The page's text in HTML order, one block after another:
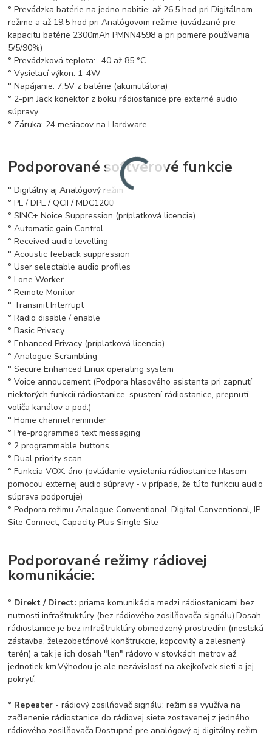
° Prevádzka batérie na jedno nabitie: až 26,5 hod pri Digitálnom
režime a až 19,5 hod pri Analógovom režime (uvádzané pre
kapacitu batérie 2300mAh PMNN4598 a pri pomere používania
5/5/90%)
° Prevádzková teplota: -40 až 85 °C
° Vysielací výkon: 1-4W
° Napájanie: 7,5V z batérie (akumulátora)
° 2-pin Jack konektor z boku rádiostanice pre externé audio
súpravy
° Záruka: 24 mesiacov na Hardware
Podporované softvérové funkcie
° Digitálny aj Analógový režim
° PL / DPL / QCII / MDC1200
° SINC+ Noice Suppression (príplatková licencia)
° Automatic gain Control
° Received audio levelling
° Acoustic feeback suppression
° User selectable audio profiles
° Lone Worker
° Remote Monitor
° Transmit Interrupt
° Radio disable / enable
° Basic Privacy
° Enhanced Privacy (príplatková licencia)
° Analogue Scrambling
° Secure Enhanced Linux operating system
° Voice annoucement (Podpora hlasového asistenta pri zapnutí
niektorých funkcií rádiostanice, spustení rádiostanice, prepnutí
voliča kanálov a pod.)
° Home channel reminder
° Pre-programmed text messaging
° 2 programmable buttons
° Dual priority scan
° Funkcia VOX: áno (ovládanie vysielania rádiostanice hlasom
pomocou externej audio súpravy - v prípade, že túto funkciu audio
súprava podporuje)
° Podpora režimu Analogue Conventional, Digital Conventional, IP
Site Connect, Capacity Plus Single Site
Podporované režimy rádiovej
komunikácie:
° Direkt / Direct: priama komunikácia medzi rádiostanicami bez
nutnosti infraštruktúry (bez rádiového zosilňovača signálu).Dosah
rádiostanice je bez infraštruktúry obmedzený prostredím (mestská
zástavba, železobetónové konštrukcie, kopcovitý a zalesnený
terén) a tak je ich dosah "len" rádovo v stovkách metrov až
jednotiek km.Výhodou je ale nezávislosť na akejkoľvek sieti a jej
pokrytí.
° Repeater - rádiový zosilňovač signálu: režim sa využíva na
začlenenie rádiostanice do rádiovej siete zostavenej z jedného
rádiového zosilňovača.Dostupné pre analógový aj digitálny režim.